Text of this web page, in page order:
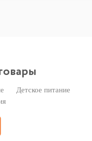
Детское питание